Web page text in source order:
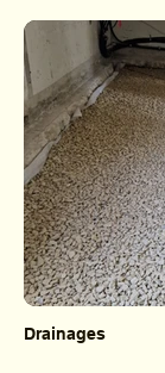
Drainages